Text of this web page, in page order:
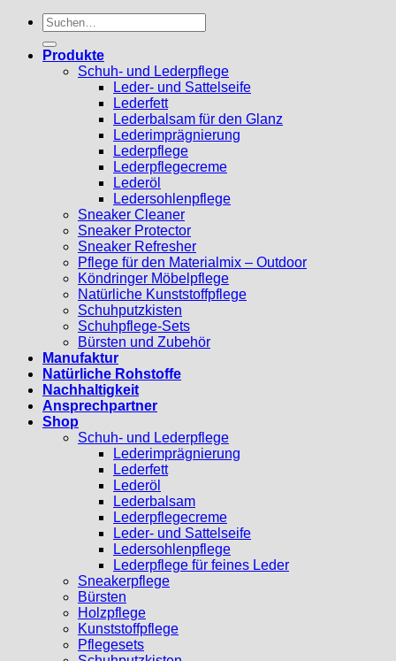
Suchen
nach:
Produkte
Schuh- und Lederpflege
Leder- und Sattelseife
Lederfett
Lederbalsam für den Glanz
Lederimprägnierung
Lederpflege
Lederpflegecreme
Lederöl
Ledersohlenpflege
Sneaker Cleaner
Sneaker Protector
Sneaker Refresher
Pflege für den Materialmix – Outdoor
Köndringer Möbelpflege
Natürliche Kunststoffpflege
Schuhputzkisten
Schuhpflege-Sets
Bürsten und Zubehör
Manufaktur
Natürliche Rohstoffe
Nachhaltigkeit
Ansprechpartner
Shop
Schuh- und Lederpflege
Lederimprägnierung
Lederfett
Lederöl
Lederbalsam
Lederpflegecreme
Leder- und Sattelseife
Ledersohlenpflege
Lederpflege für feines Leder
Sneakerpflege
Bürsten
Holzpflege
Kunststoffpflege
Pflegesets